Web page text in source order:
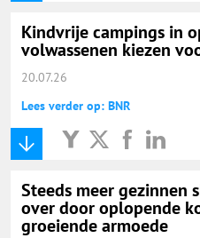
Kindvrije campings in
volwassenen kiezen
20.07.26
Lees verder op: BNR
Steeds meer gezinnen
over door oplopende
groeiende armoede